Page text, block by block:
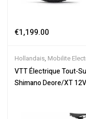
€1,199.00
Hollandais, Mobilite
Tout-Suspendus,Vélo
Électriques
VTT Électrique Tout-
Shimano Deore/XT